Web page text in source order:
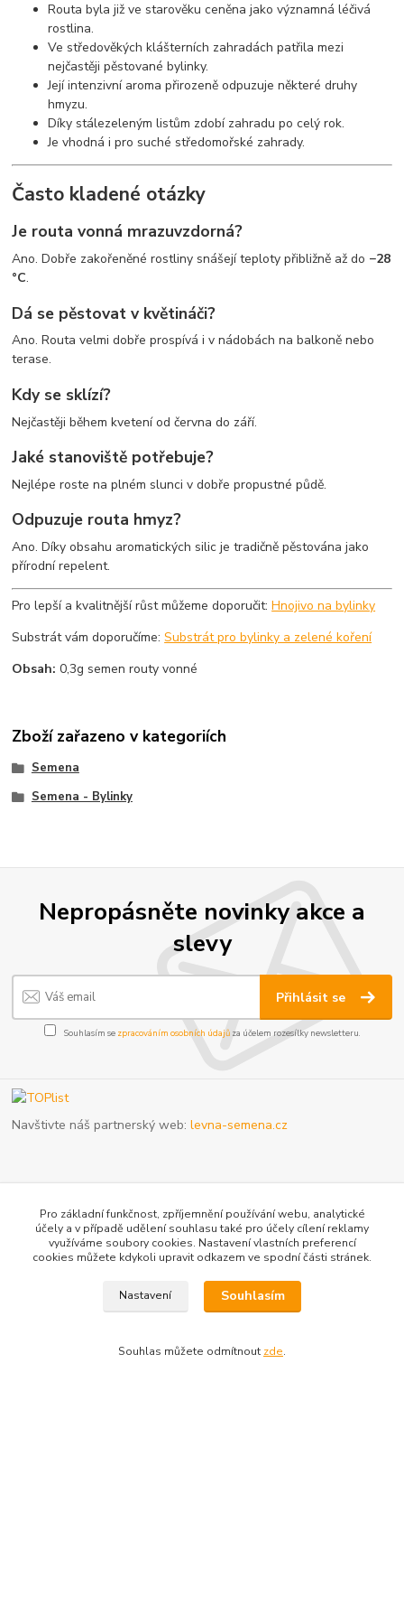
Routa byla již ve starověku ceněna jako významná léčivá
rostlina.
Ve středověkých klášterních zahradách patřila mezi
nejčastěji pěstované bylinky.
Její intenzivní aroma přirozeně odpuzuje některé druhy
hmyzu.
Díky stálezeleným listům zdobí zahradu po celý rok.
Je vhodná i pro suché středomořské zahrady.
Často kladené otázky
Je routa vonná mrazuvzdorná?
Ano. Dobře zakořeněné rostliny snášejí teploty přibližně až do −28
°C.
Dá se pěstovat v květináči?
Ano. Routa velmi dobře prospívá i v nádobách na balkoně nebo
terase.
Kdy se sklízí?
Nejčastěji během kvetení od června do září.
Jaké stanoviště potřebuje?
Nejlépe roste na plném slunci v dobře propustné půdě.
Odpuzuje routa hmyz?
Ano. Díky obsahu aromatických silic je tradičně pěstována jako
přírodní repelent.
Pro lepší a kvalitnější růst můžeme doporučit:Hnojivo na bylinky
Substrát vám doporučíme:Substrát pro bylinky a zelené koření
Obsah: 0,3g semen routy vonné
Zboží zařazeno v kategoriích
Semena
Semena - Bylinky
Nepropásněte novinky akce a
slevy
Přihlásit se
Souhlasím se zpracováním osobních údajůza účelem rozesílky newsletteru.
Navštivte náš partnerský web:levna-semena.cz
boxů
V případě plné kapacity výdejního boxu může dopravce doručit
vaši zásilku na nejbližší kamennou pobočku. Počítejte prosím s
touto možností, jelikož se nejedná o důvod k reklamaci.
Pro základní funkčnost, zpříjemnění používání webu, analytické
účely a v případě udělení souhlasu také pro účely cílení reklamy
využíváme soubory cookies. Nastavení vlastních preferencí
cookies můžete kdykoli upravit odkazem ve spodní části stránek.
Nastavení Souhlasím
Souhlas můžete odmítnout zde.